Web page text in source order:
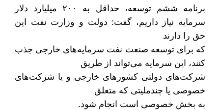
برنامه ششم توسعه، حداقل به ۲۰۰ میلیارد دلار
سرمایه نیاز داریم، گفت: دولت و وزارت نفت این
حق را دارند
که برای توسعه صنعت نفت سرمایه‌های خارجی جذب
کنند، این سرمایه‌ می‌تواند از طریق
شرکت‌های دولتی کشورهای خارجی و یا شرکت‌های
خصوصی یا چندملیتی که متعلق
به بخش خصوصی است انجام شود.